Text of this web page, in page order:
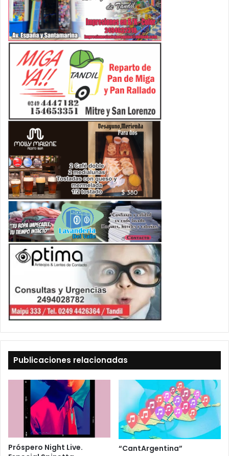
Publicaciones relacionadas
Próspero Night Live.
“CantArgentina”